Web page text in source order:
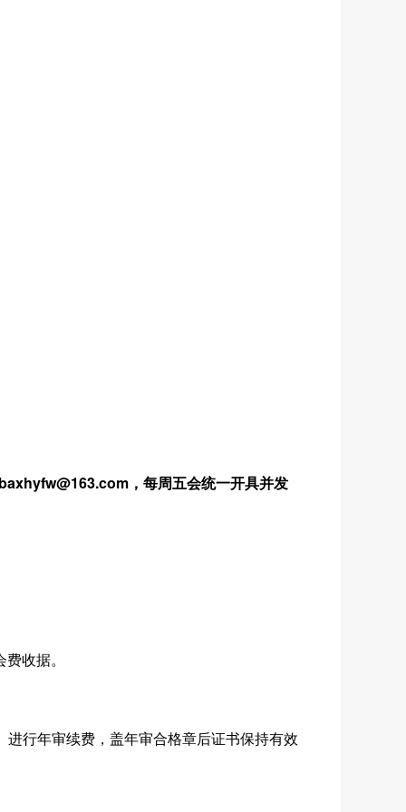
，每周五会统一开具并发
收据。
行年审续费，盖年审合格章后证书保持有效